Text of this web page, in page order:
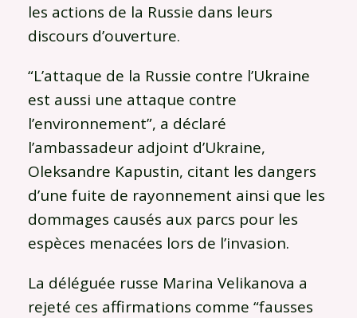
les actions de la Russie dans leurs
discours d’ouverture.
“L’attaque de la Russie contre l’Ukraine
est aussi une attaque contre
l’environnement”, a déclaré
l’ambassadeur adjoint d’Ukraine,
Oleksandre Kapustin, citant les dangers
d’une fuite de rayonnement ainsi que les
dommages causés aux parcs pour les
espèces menacées lors de l’invasion.
La déléguée russe Marina Velikanova a
rejeté ces affirmations comme “fausses